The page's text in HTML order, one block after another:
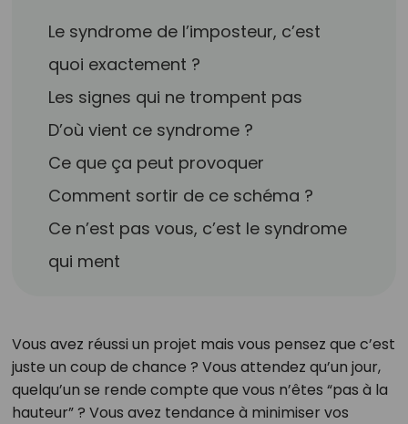
Le syndrome de l’imposteur, c’est
quoi exactement ?
Les signes qui ne trompent pas
D’où vient ce syndrome ?
Ce que ça peut provoquer
Comment sortir de ce schéma ?
Ce n’est pas vous, c’est le syndrome
qui ment
Vous avez réussi un projet mais vous pensez que c’est
juste un coup de chance ? Vous attendez qu’un jour,
quelqu’un se rende compte que vous n’êtes “pas à la
hauteur” ? Vous avez tendance à minimiser vos